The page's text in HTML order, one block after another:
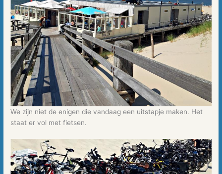
We zijn niet de enigen die vandaag een uitstapje maken. Het
staat er vol met fietsen.